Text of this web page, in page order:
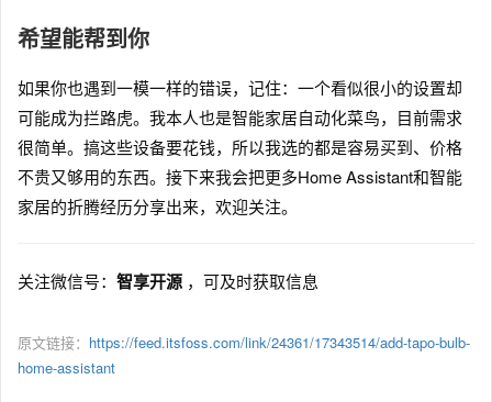
希望能帮到你
如果你也遇到一模一样的错误，记住：一个看似很小的设置却
可能成为拦路虎。我本人也是智能家居自动化菜鸟，目前需求
很简单。搞这些设备要花钱，所以我选的都是容易买到、价格
不贵又够用的东西。接下来我会把更多Home Assistant和智能
家居的折腾经历分享出来，欢迎关注。
关注微信号： 智享开源 ，可及时获取信息
原文链接： https://feed.itsfoss.com/link/24361/17343514/add-tapo-bulb-
home-assistant